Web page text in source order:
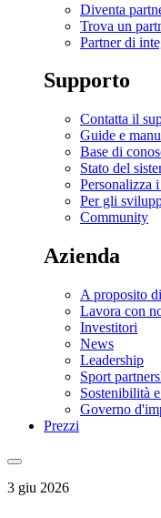
Diventa
Trova un
Partner di
Supporto
Contatta il
Guide e
Base di
Stato del
Personalizza
Per gli
Community
Azienda
A proposito
Lavora con
Investitori
News
Leadership
Sport
Sostenibilità
Governo
Prezzi
3 giu 2026